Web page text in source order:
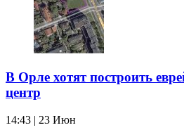
В Орле хотят построить
центр
14:43 | 23 Июн